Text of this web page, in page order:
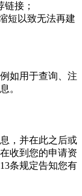
接；
短以致无法再建
如用于查询、注
。
，并在此之后或
收到您的申请资
条规定告知您有